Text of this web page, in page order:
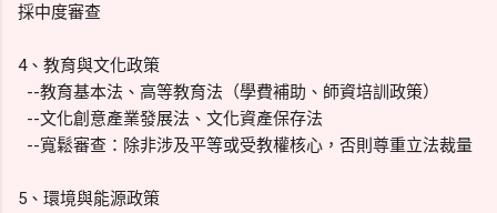
採中度審查
4、教育與文化政策
--教育基本法、高等教育法（學費補助、師資培訓政策）
--文化創意產業發展法、文化資產保存法
--寬鬆審查：除非涉及平等或受教權核心，否則尊重立法裁量
5、環境與能源政策